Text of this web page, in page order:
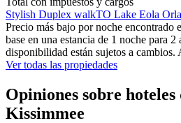
Stylish Duplex walkTO Lake Eola
Precio más bajo por noche encontrado
base en una estancia de 1 noche para
disponibilidad están sujetos a
Ver todas las propiedades
Opiniones sobre hoteles
Kissimmee